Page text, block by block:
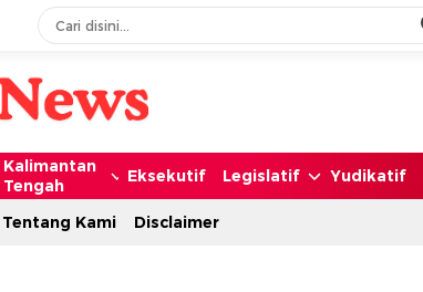
Kalimantan
Tengah
Eksekutif Legislatif Yudikatif
Tentang Kami
Disclaimer